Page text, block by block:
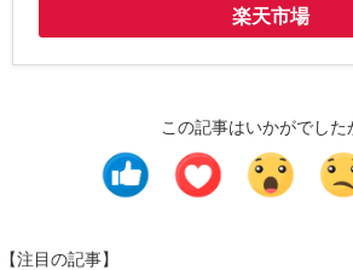
楽天市場
この記事はいかがでした
【注目の記事】